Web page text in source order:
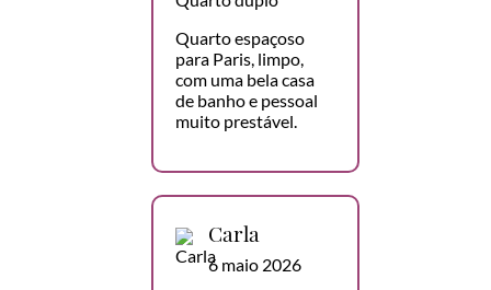
Quarto espaçoso
para Paris, limpo,
com uma bela casa
de banho e pessoal
muito prestável.
Carla
6 maio 2026